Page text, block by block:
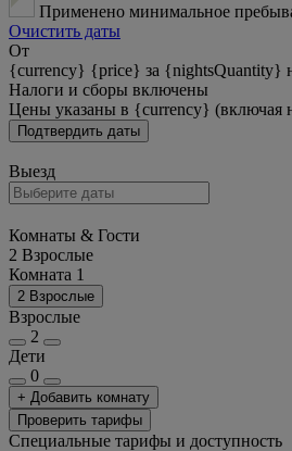
Применено минимальное
Очистить даты
От
{currency} {price} за {nightsQuantity}
Налоги и сборы включены
Цены указаны в {currency} (включая
Подтвердить даты
Выезд
Комнаты & Гости
2 Взрослые
Комната 1
2 Взрослые
Взрослые
2
Дети
0
+ Добавить комнату
Проверить тарифы
Специальные тарифы и доступность